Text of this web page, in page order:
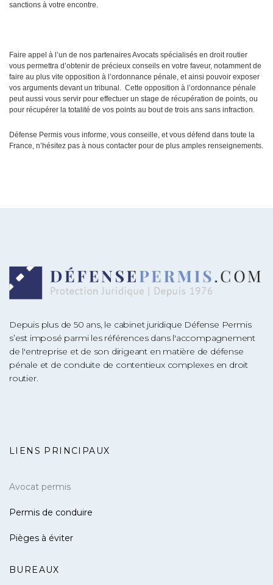
sanctions à votre encontre.
Faire appel à l’un de nos partenaires Avocats spécialisés en droit routier
vous permettra d’obtenir de précieux conseils en votre faveur, notamment de
faire au plus vite opposition à l’ordonnance pénale, et ainsi pouvoir exposer
vos arguments devant un tribunal. Cette opposition à l’ordonnance pénale
peut aussi vous servir pour effectuer un stage de récupération de points, ou
pour récupérer la totalité de vos points au bout de trois ans sans infraction.
Défense Permis vous informe, vous conseille, et vous défend dans toute la
France, n’hésitez pas à nous contacter pour de plus amples renseignements.
Depuis plus de 50 ans, le cabinet juridique Défense Permis
s’est imposé parmi les références dans l'accompagnement
de l'entreprise et de son dirigeant en matière de défense
pénale et de conduite de contentieux complexes en droit
routier.
LIENS PRINCIPAUX
Avocat permis
Permis de conduire
Pièges à éviter
BUREAUX